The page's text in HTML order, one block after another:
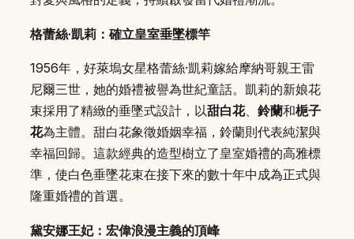
格蕾絲·凱莉：確立皇室垂墜標竿
1956年，好萊塢女星格蕾絲·凱莉嫁給摩納哥親王雷
尼爾三世，她的婚禮被譽為世紀童話。凱莉的新娘花
束採用了精緻的垂墜式設計，以甜白花、 鈴蘭和梔子
花為主體。甜白花象徵婚姻幸福，鈴蘭則代表純潔與
幸福回歸。這款經典的造型樹立了皇室婚禮的高雅標
準，使白色垂墜花束在接下來的數十年中成為正式與
隆重婚禮的首選。
黛安娜王妃：宏偉浪漫主義的頂峰